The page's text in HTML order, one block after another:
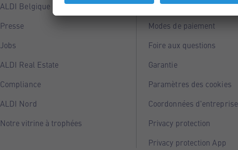
ALDI Belgique
Presse
Jobs
ALDI Real Estate
Compliance
ALDI Nord
Notre vitrine à trophées
Magasins
Modes de paiement
Foire aux questions
Garantie
Paramètres des cookies
Coordonnées d'entreprise
Privacy protection
Privacy protection App